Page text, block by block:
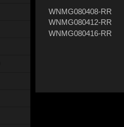
WNMG080408-RR
WNMG080412-RR
WNMG080416-RR